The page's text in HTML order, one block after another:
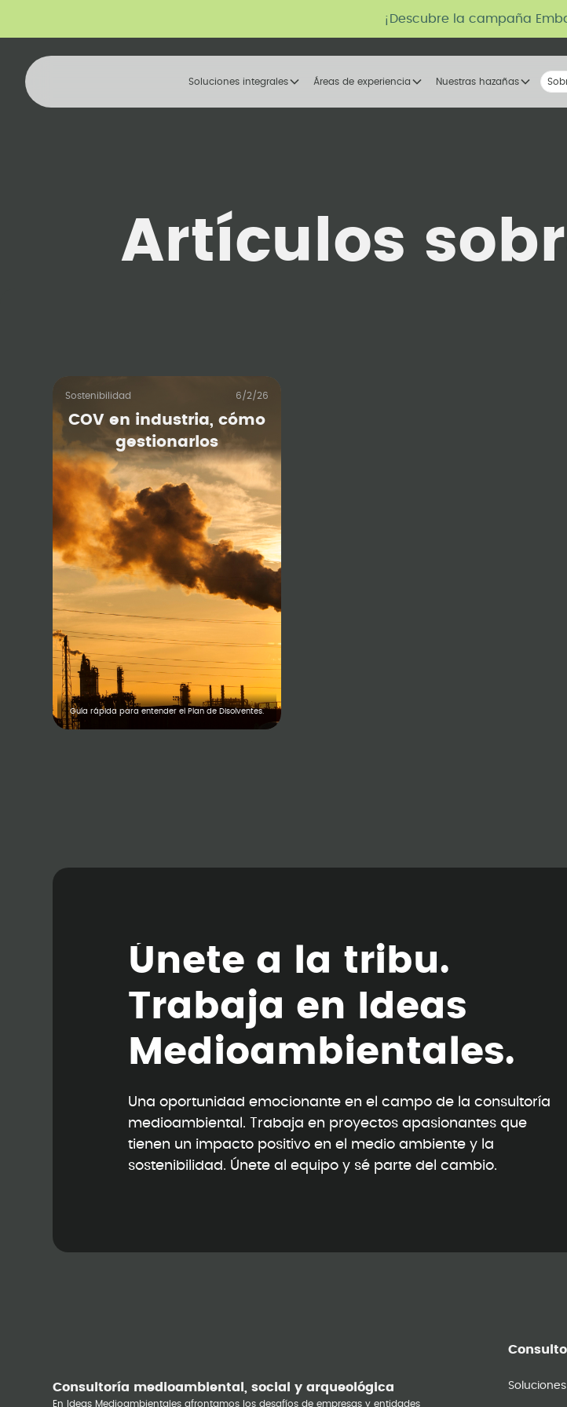
¡Descubre la campaña
Soluciones integrales Áreas de experiencia Nuestras hazañas
Artículos
Sostenibilidad 6/2/26
COV en industria, cómo
gestionarlos
Guía rápida para entender el Plan de Disolventes.
Únete a a tribu.
Trabaja en deas
M edioambienta es.
Una oportunidad emocionante en el campo de la consultoría
medioambiental. Trabaja en proyectos apasionantes que
tienen un impacto positivo en el medio ambiente y la
sostenibilidad. Únete al equipo y sé parte del cambio.
Consultoría medioambiental, social y arqueológica
En Ideas Medioambientales afrontamos los desafíos de empresas y entidades
Soluciones